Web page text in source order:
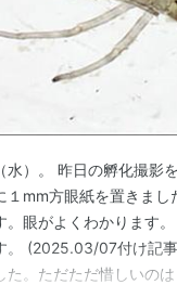
水）。 昨日の孵化撮影
１mm方眼紙を置きま
。眼がよくわかります
。 (2025.03/07付け記
た。ただただ惜しいの